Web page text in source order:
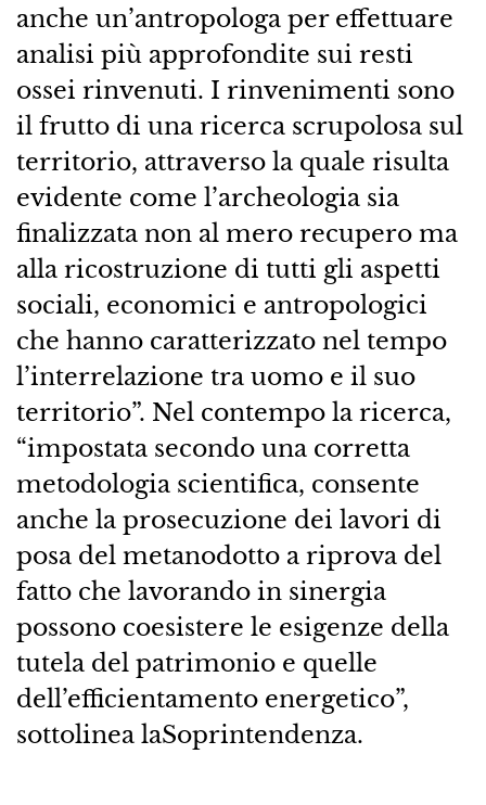
anche un’antropologa per effettuare
analisi più approfondite sui resti
ossei rinvenuti. I rinvenimenti sono
il frutto di una ricerca scrupolosa sul
territorio, attraverso la quale risulta
evidente come l’archeologia sia
finalizzata non al mero recupero ma
alla ricostruzione di tutti gli aspetti
sociali, economici e antropologici
che hanno caratterizzato nel tempo
l’interrelazione tra uomo e il suo
territorio”. Nel contempo la ricerca,
“impostata secondo una corretta
metodologia scientifica, consente
anche la prosecuzione dei lavori di
posa del metanodotto a riprova del
fatto che lavorando in sinergia
possono coesistere le esigenze della
tutela del patrimonio e quelle
dell’efficientamento energetico”,
sottolinea laSoprintendenza.